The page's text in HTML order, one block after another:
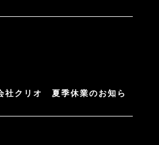
社クリオ 夏季休業のお知ら